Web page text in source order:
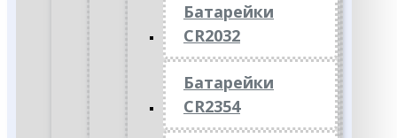
Батарейки
CR2032
Батарейки
CR2354